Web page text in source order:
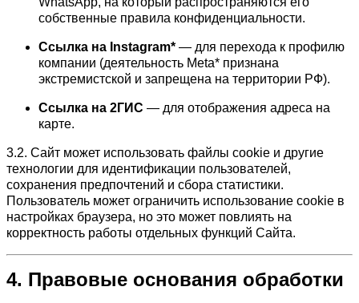
собственные правила конфиденциальности.
Ссылка на Instagram* — для перехода к профилю
компании (деятельность Meta* признана
экстремистской и запрещена на территории РФ).
Ссылка на 2ГИС — для отображения адреса на
карте.
3.2. Сайт может использовать файлы cookie и другие
технологии для идентификации пользователей,
сохранения предпочтений и сбора статистики.
Пользователь может ограничить использование cookie в
настройках браузера, но это может повлиять на
корректность работы отдельных функций Сайта.
4. Правовые основания обработки